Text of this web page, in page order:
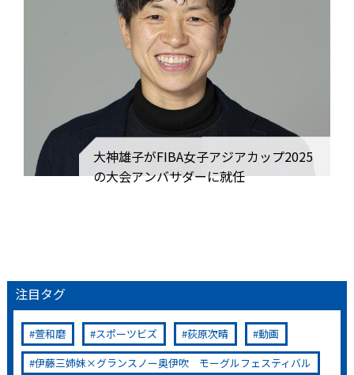
大神雄子がFIBA女子アジアカップ2025
の大会アンバサダーに就任
注目タグ
萱和磨 スポーツビズ 荻原次晴
動画
伊藤三姉妹×グランスノー奥伊吹 モーグルフェスティバル